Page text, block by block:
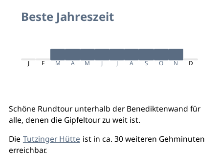
Beste Jahreszeit
J F M A M J J A S O N D
Schöne Rundtour unterhalb der Benediktenwand für
alle, denen die Gipfeltour zu weit ist.
Die Tutzinger Hütte ist in ca. 30 weiteren Gehminuten
erreichbar.